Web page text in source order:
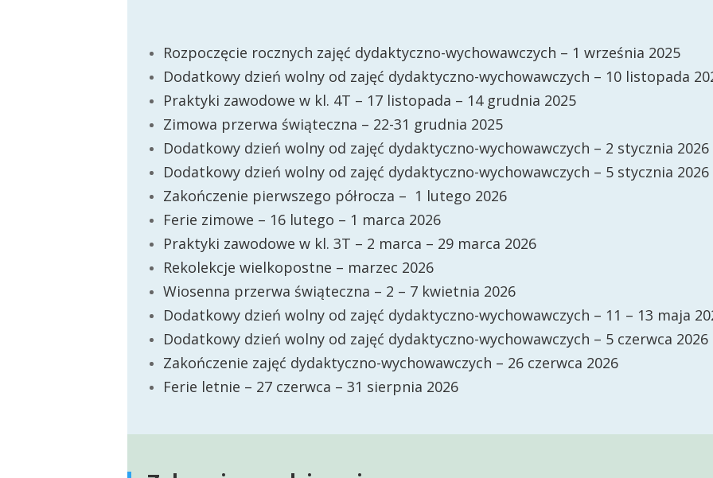
Rozpoczęcie rocznych zajęć dydaktyczno-wychowawczych – 1 września 2025
Dodatkowy dzień wolny od zajęć dydaktyczno-wychowawczych – 10 listopada
Praktyki zawodowe w kl. 4T – 17 listopada – 14 grudnia 2025
Zimowa przerwa świąteczna – 22-31 grudnia 2025
Dodatkowy dzień wolny od zajęć dydaktyczno-wychowawczych – 2 stycznia 2026
Dodatkowy dzień wolny od zajęć dydaktyczno-wychowawczych – 5 stycznia 2026
Zakończenie pierwszego półrocza – 1 lutego 2026
Ferie zimowe – 16 lutego – 1 marca 2026
Praktyki zawodowe w kl. 3T – 2 marca – 29 marca 2026
Rekolekcje wielkopostne – marzec 2026
Wiosenna przerwa świąteczna – 2 – 7 kwietnia 2026
Dodatkowy dzień wolny od zajęć dydaktyczno-wychowawczych – 11 – 13 maja
Dodatkowy dzień wolny od zajęć dydaktyczno-wychowawczych – 5 czerwca 2026
Zakończenie zajęć dydaktyczno-wychowawczych – 26 czerwca 2026
Ferie letnie – 27 czerwca – 31 sierpnia 2026